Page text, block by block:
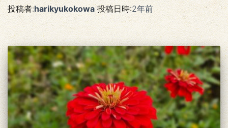
投稿者:harikyukokowa投稿日時:2年前